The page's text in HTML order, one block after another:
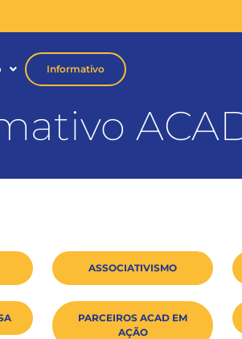
Informativo
ASSOCIATIVISMO
PARCEIROS ACAD EM
AÇÃO